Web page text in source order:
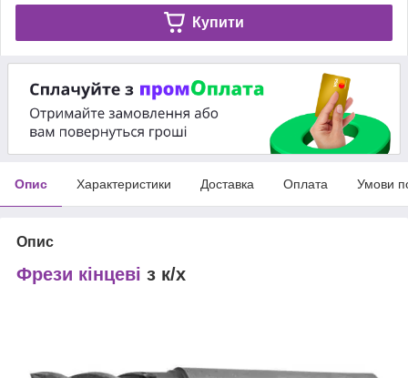
Купити
Опис Характеристики Доставка Оплата Умови
Опис
Фрези кінцеві з к/х